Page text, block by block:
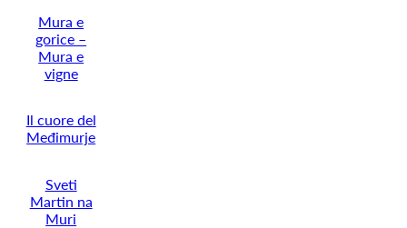
Mura e
gorice –
Mura e
vigne
Il cuore del
Međimurje
Sveti
Martin na
Muri